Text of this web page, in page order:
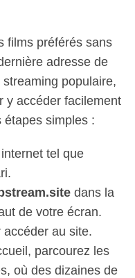
films préférés sans
adresse de
populaire,
y accéder facilement
étapes simples :
tel que
dans la
de votre écran.
accéder au site.
parcourez les
où des dizaines de